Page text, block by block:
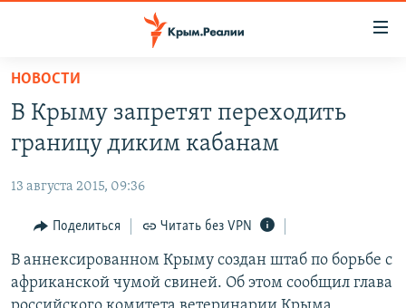
Вернуться
основному
содержанию
Вернутся
навигации
Вернутся
поиску
СПЕЦПРОЕКТЫ
КАРТА ВОЕННЫХ ОБЪЕКТОВ КРЫМА
11 ЛЕТ ОККУПАЦИИ КРЫМА. 11 ИСТОРИЙ СОПРОТИВЛЕНИЯ
ВОДА
ИСТОРИЯ
ЕЩЕ
ИНТЕРАКТИВ
ИНФОГРАФИКА
РАДІО СВОБОДА
КАК ОБОЙТИ БЛОКИРОВКУ
НОВОСТИ
В Крыму запретят переходить
границу диким кабанам
13 августа 2015, 09:36
Поделиться Читать без VPN
В аннексированном Крыму создан штаб по борьбе с
африканской чумой свиней. Об этом сообщил глава